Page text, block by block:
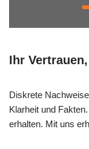
Ihr
Diskrete
Klarheit und
erhalten. Mit uns